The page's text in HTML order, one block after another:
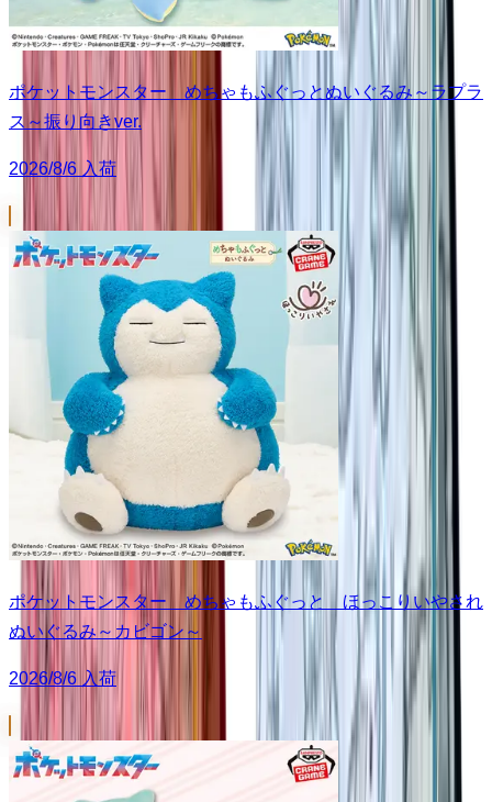
ポケットモンスター めちゃもふぐっとぬいぐるみ～ラプラ
ス～振り向きver.
2026/8/6 入荷
ポケットモンスター めちゃもふぐっと ほっこりいやされ
ぬいぐるみ～カビゴン～
2026/8/6 入荷